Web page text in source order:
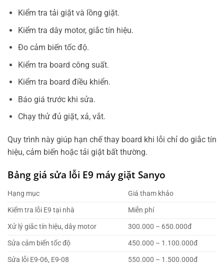
Kiểm tra tải giặt và lồng giặt.
Kiểm tra dây motor, giắc tín hiệu.
Đo cảm biến tốc độ.
Kiểm tra board công suất.
Kiểm tra board điều khiển.
Báo giá trước khi sửa.
Chạy thử đủ giặt, xả, vắt.
Quy trình này giúp hạn chế thay board khi lỗi chỉ do giắc tín
hiệu, cảm biến hoặc tải giặt bất thường.
Bảng giá sửa lỗi E9 máy giặt Sanyo
Hạng mục
Giá tham khảo
Kiểm tra lỗi E9 tại nhà
Miễn phí
Xử lý giắc tín hiệu, dây motor
300.000 – 650.000đ
Sửa cảm biến tốc độ
450.000 – 1.100.000đ
Sửa lỗi E9-06, E9-08
550.000 – 1.500.000đ